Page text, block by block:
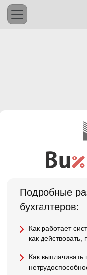
Подробные
бухгалтеров:
Как работает
как
Как